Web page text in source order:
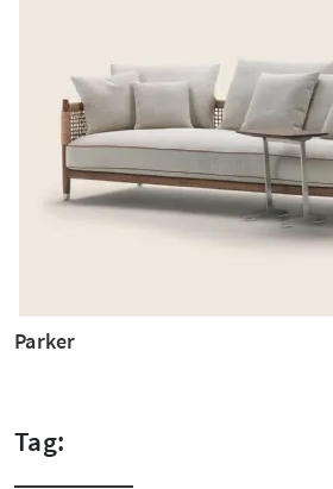
Parker
Tag: